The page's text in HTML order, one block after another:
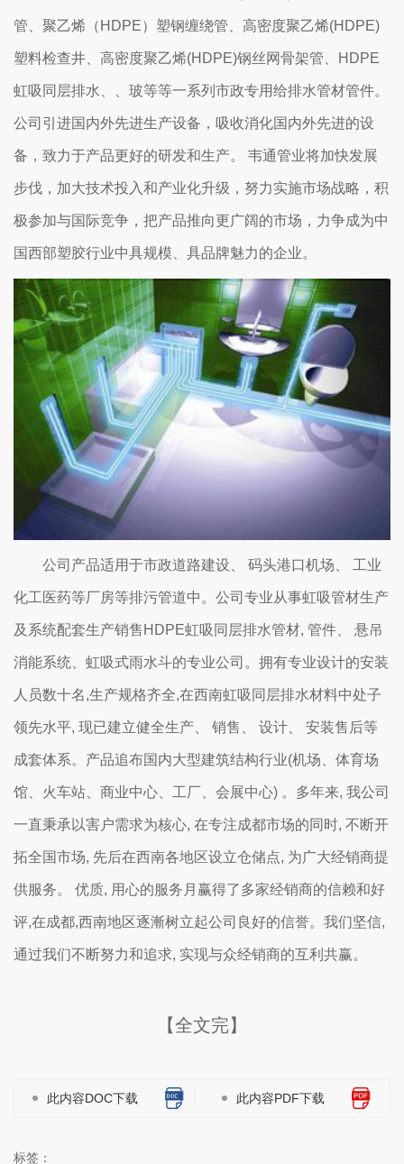
管、聚乙烯（HDPE）塑钢缠绕管、高密度聚乙烯(HDPE)
塑料检查井、高密度聚乙烯(HDPE)钢丝网骨架管、HDPE
虹吸同层排水、、玻等等一系列市政专用给排水管材管件。
公司引进国内外先进生产设备，吸收消化国内外先进的设
备，致力于产品更好的研发和生产。 韦通管业将加快发展
步伐，加大技术投入和产业化升级，努力实施市场战略，积
极参加与国际竞争，把产品推向更广阔的市场，力争成为中
国西部塑胶行业中具规模、具品牌魅力的企业。
公司产品适用于市政道路建设、 码头港口机场、 工业
化工医药等厂房等排污管道中。公司专业从事虹吸管材生产
及系统配套生产销售HDPE虹吸同层排水管材, 管件、 悬吊
消能系统、虹吸式雨水斗的专业公司。拥有专业设计的安装
人员数十名,生产规格齐全,在西南虹吸同层排水材料中处子
领先水平, 现已建立健全生产、 销售、 设计、 安装售后等
成套体系。产品追布国内大型建筑结构行业(机场、体育场
馆、火车站、商业中心、工厂、会展中心) 。多年来, 我公司
一直秉承以害户需求为核心, 在专注成都市场的同时, 不断开
拓全国市场, 先后在西南各地区设立仓储点, 为广大经销商提
供服务。 优质, 用心的服务月赢得了多家经销商的信赖和好
评,在成都,西南地区逐漸树立起公司良好的信誉。我们坚信,
通过我们不断努力和追求, 实现与众经销商的互利共赢。
【全文完】
此内容DOC下载 此内容PDF下载
标签：